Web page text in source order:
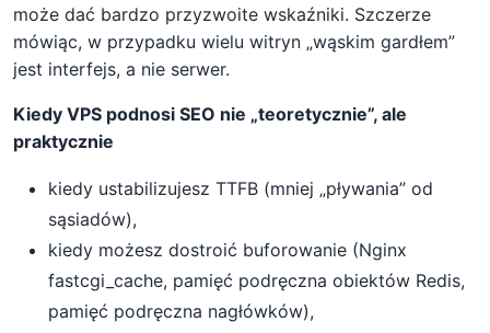
może dać bardzo przyzwoite wskaźniki. Szczerze
mówiąc, w przypadku wielu witryn „wąskim gardłem”
jest interfejs, a nie serwer.
Kiedy VPS podnosi SEO nie „teoretycznie”, ale
praktycznie
kiedy ustabilizujesz TTFB (mniej „pływania” od
sąsiadów),
kiedy możesz dostroić buforowanie (Nginx
fastcgi_cache, pamięć podręczna obiektów Redis,
pamięć podręczna nagłówków),